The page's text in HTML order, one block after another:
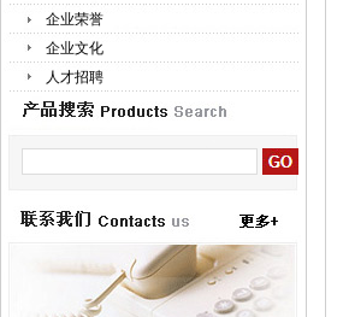
企业荣誉
企业文化
人才招聘